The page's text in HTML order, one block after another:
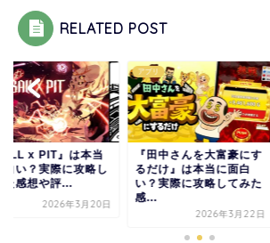
RELATED POST
中さんを大富豪にす
け』は本当に面白
実際に攻略してみた
RPG
【オリエント・アルカデ
ィア（オリアカ）】感
想・評価レビュー！テン
ポ...
2024年2月13日